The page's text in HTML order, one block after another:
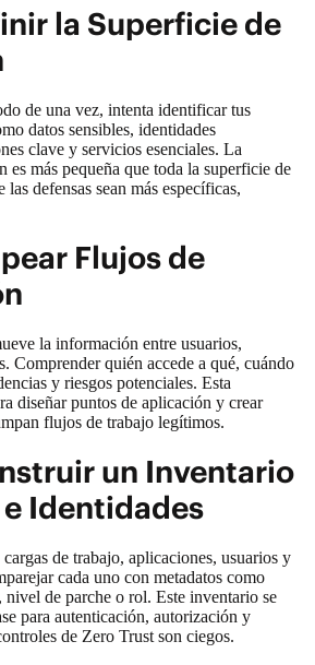
la Superficie de
de una vez, intenta identificar tus
datos sensibles, identidades
clave y servicios esenciales. La
es más pequeña que toda la superficie de
las defensas sean más específicas,
Flujos de
la información entre usuarios,
Comprender quién accede a qué, cuándo
y riesgos potenciales. Esta
diseñar puntos de aplicación y crear
flujos de trabajo legítimos.
un Inventario
Identidades
de trabajo, aplicaciones, usuarios y
cada uno con metadatos como
de parche o rol. Este inventario se
para autenticación, autorización y
de Zero Trust son ciegos.